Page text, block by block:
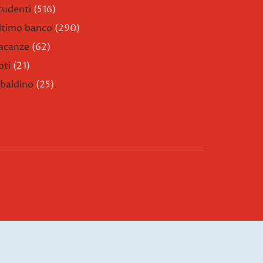
(516)
banco (290)
(62)
(21)
(25)